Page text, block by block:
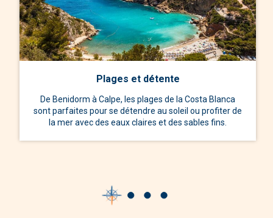
Plages et détente
De Benidorm à Calpe, les plages de la Costa Blanca
sont parfaites pour se détendre au soleil ou profiter de
la mer avec des eaux claires et des sables fins.